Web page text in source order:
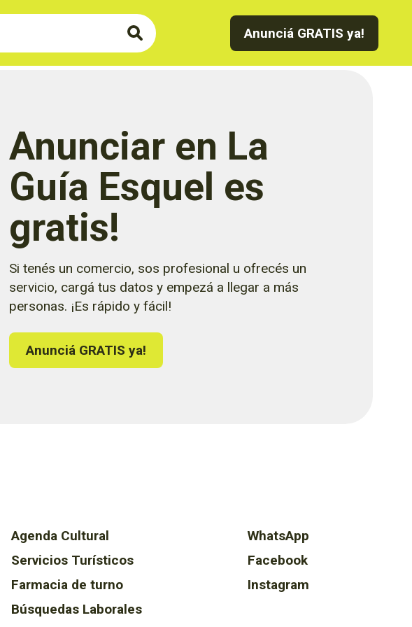
Anunciá GRATIS ya!
Anunciar en La
Guía Esquel es
gratis!
Si tenés un comercio, sos profesional u ofrecés un
servicio, cargá tus datos y empezá a llegar a más
personas. ¡Es rápido y fácil!
Anunciá GRATIS ya!
Agenda Cultural
Servicios Turísticos
Farmacia de turno
Búsquedas Laborales
WhatsApp
Facebook
Instagram